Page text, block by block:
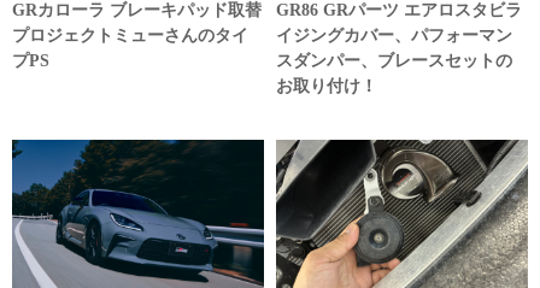
GRカローラ ブレーキパッド取替
プロジェクトミューさんのタイ
プPS
GR86 GRパーツ エアロスタビラ
イジングカバー、パフォーマン
スダンパー、ブレースセットの
お取り付け！